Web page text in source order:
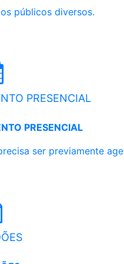
públicos diversos.
PRESENCIAL
PRESENCIAL
ser previamente